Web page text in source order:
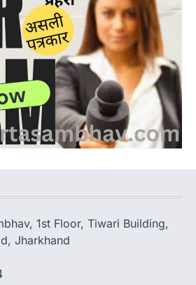
1st Floor, Tiwari Building,
Jharkhand